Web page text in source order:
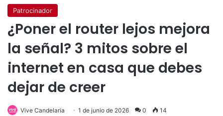
Patrocinador
¿Poner el router lejos mejora
la señal? 3 mitos sobre el
internet en casa que debes
dejar de creer
Vive Candelaria 1 de junio de 2026 0 14